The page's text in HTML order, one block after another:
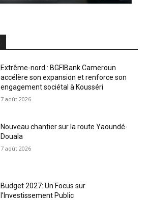
Extrême-nord : BGFIBank Cameroun
accélère son expansion et renforce son
engagement sociétal à Kousséri
7 août 2026
Nouveau chantier sur la route Yaoundé-
Douala
7 août 2026
Budget 2027: Un Focus sur
l’Investissement Public